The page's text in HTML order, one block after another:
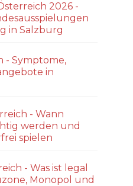
2026 -
in Salzburg
- Symptome,
in
- Wann
werden und
spielen
- Was ist legal
Monopol und